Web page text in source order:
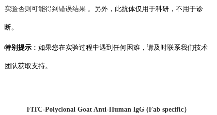
实验否则可能得到错误结果 。 另外，此抗体仅用于科研，不用于诊
断。
特别提示：如果您在实验过程中遇到任何困难，请及时联系我们技术
团队获取支持。
FITC-Polyclonal Goat Anti-Human IgG (Fab specific）